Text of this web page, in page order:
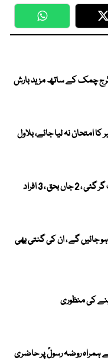
WhatsApp
چمک کے ساتھ مزید بارش
امتحان نہ لیا جائے، بلاول
ڈیرہ غازی خان میں گھر کی چھت گر گئی ، 2 جاں بحق ، 3 افراد
جائیں گے ، ان کی گنتی بھی
کی منظوری
ہمراہ روضہ رسولؐ پر حاضری